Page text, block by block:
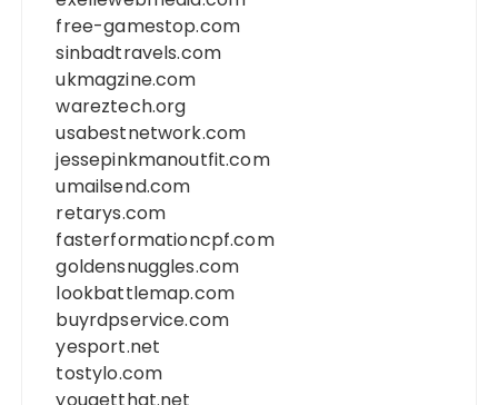
free-gamestop.com
sinbadtravels.com
ukmagzine.com
wareztech.org
usabestnetwork.com
jessepinkmanoutfit.com
umailsend.com
retarys.com
fasterformationcpf.com
goldensnuggles.com
lookbattlemap.com
buyrdpservice.com
yesport.net
tostylo.com